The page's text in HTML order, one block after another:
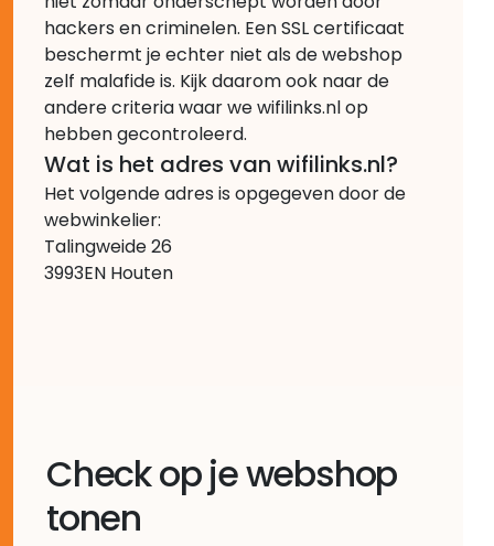
hackers en criminelen. Een SSL certificaat
beschermt je echter niet als de webshop
zelf malafide is. Kijk daarom ook naar de
andere criteria waar we wifilinks.nl op
hebben gecontroleerd.
Wat is het adres van wifilinks.nl?
Het volgende adres is opgegeven door de
webwinkelier:
Talingweide 26
3993EN Houten
Check op je webshop
tonen